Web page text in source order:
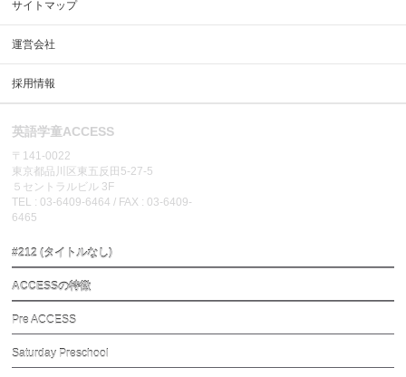
サイトマップ
運営会社
採用情報
英語学童ACCESS
〒141-0022
東京都品川区東五反田5-27-5
５セントラルビル 3F
TEL : 03-6409-6464 / FAX : 03-6409-
6465
#212 (タイトルなし)
ACCESSの特徴
Pre ACCESS
Saturday Preschool